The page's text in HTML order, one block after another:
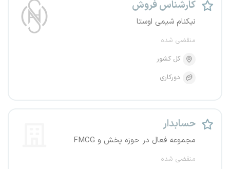
کارشناس فروش
نیکنام شیمی اوستا
منقضی شده
کل کشور
دورکاری
حسابدار
مجموعه فعال در حوزه پخش و FMCG
منقضی شده